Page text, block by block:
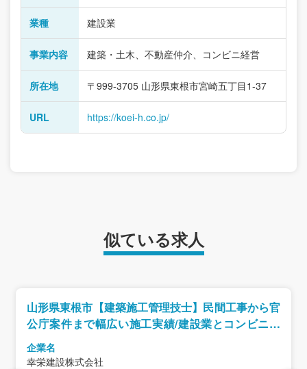
業種 建設業
事業内容 建築・土木、不動産仲介、コンビニ経営
所在地 〒999-3705 山形県東根市宮崎五丁目1-37
URL https://koei-h.co.jp/
似ている求人
山形県東根市【建築施工管理技士】民間工事から官
公庁案件まで幅広い施工実績/建設業とコンビニ事
業の二本柱で収益を確保/残業月5時間
企業名
幸栄建設株式会社